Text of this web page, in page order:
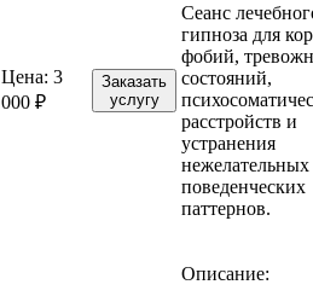
Цена: 3
000 ₽
Заказать
услугу
Сеанс
гипноза для
фобий,
состояний,
расстройств и
устранения
нежелательных
поведенческих
паттернов.
Описание: